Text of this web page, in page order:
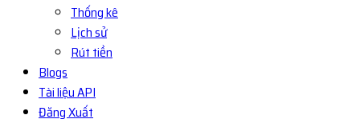
Thống kê
Lịch sử
Rút tiền
Blogs
Tài liệu API
Đăng Xuất